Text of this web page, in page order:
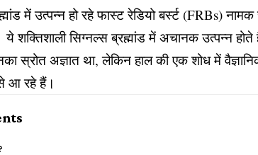
में उत्पन्न हो रहे फास्ट रेडियो बर्स्ट (FRBs)
ये शक्तिशाली सिग्नल्स ब्रह्मांड में अचानक उत्पन्न
स्रोत अज्ञात था, लेकिन हाल की एक शोध में
आ रहे हैं।